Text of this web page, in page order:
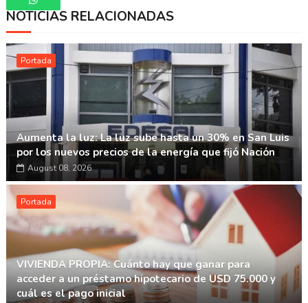
Whatsapp
NOTICIAS RELACIONADAS
Portada
Aumenta la luz: La luz sube hasta un 30% en San Luis
por los nuevos precios de la energía que fijó Nación
August 08, 2026
Portada
VIVIENDA PROPIA: Cuánto hay que ganar para
acceder a un préstamo hipotecario de USD 75.000 y
cuál es el pago inicial